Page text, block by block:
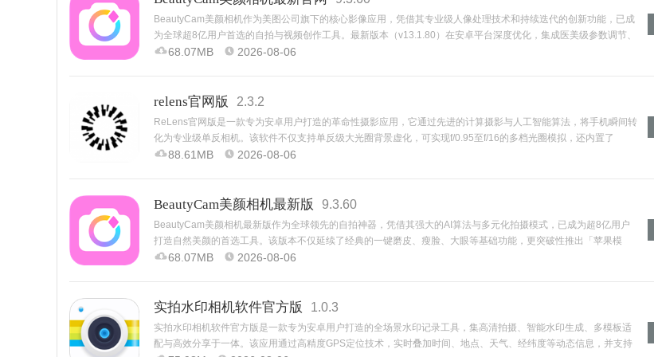
BeautyCam美颜相机作为美图公司旗下的核心影像应用，凭借其专业级人像处理技术和持续迭代的创新功能，已成
为全球超8亿用户首选的自拍与视频创作工具。最新版本（v13.1.80）在安卓平台深度优化，集成医美级参数调节、
AI实时美型、跨次元AR特效等前沿技术，支
68.07MB 2026-08-06
relens官网版 2.3.2
ReLens官网版是一款专为安卓用户打造的革命性摄影应用，它通过先进的计算摄影与人工智能算法，将手机瞬间转
化为专业级单反相机。该软件不仅支持单反级大光圈背景虚化，可实现f/0.95至f/16的多档光圈模拟，还内置了
50mmf/1.4定焦、折返镜头、旋焦镜头等2
88.61MB 2026-08-06
BeautyCam美颜相机最新版 9.3.60
BeautyCam美颜相机最新版作为全球领先的自拍神器，凭借其强大的AI算法与多元化拍摄模式，已成为超8亿用户
打造自然美颜的首选工具。该版本不仅延续了经典的一键磨皮、瘦脸、大眼等基础功能，更突破性推出「苹果模
式」复刻iPhone原生质感、「微单模式」实现景深虚
68.07MB 2026-08-06
实拍水印相机软件官方版 1.0.3
实拍水印相机软件官方版是一款专为安卓用户打造的全场景水印记录工具，集高清拍摄、智能水印生成、多模板适
配与高效分享于一体。该应用通过高精度GPS定位技术，实时叠加时间、地点、天气、经纬度等动态信息，并支持